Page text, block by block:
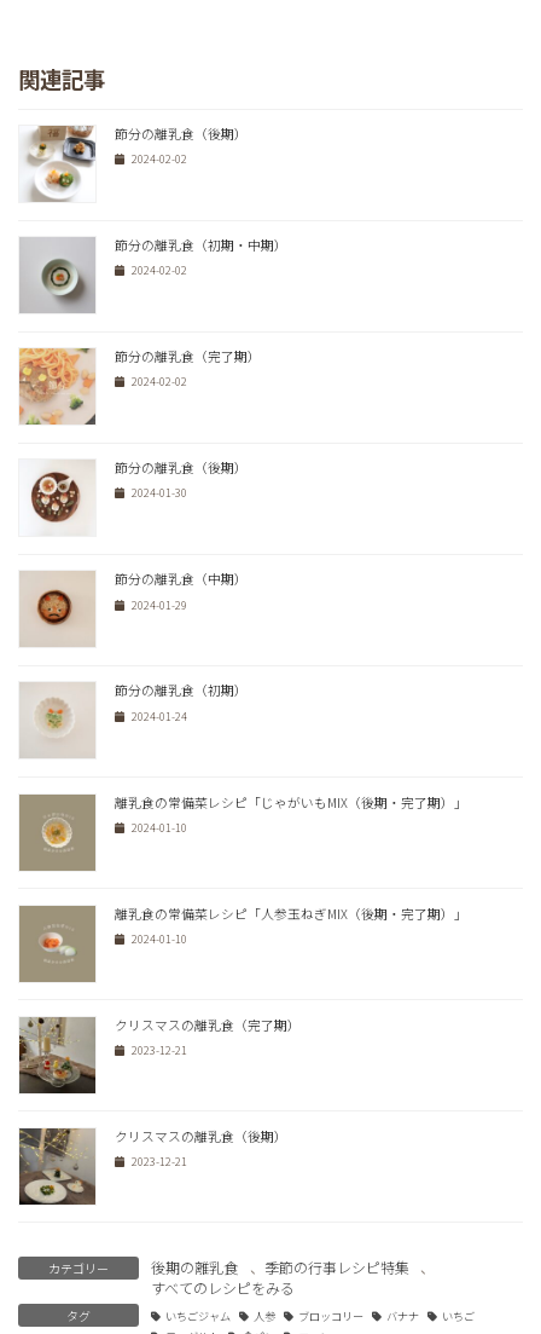
関連記事
節分の離乳食（後期）
2024-02-02
節分の離乳食（初期・中期）
2024-02-02
節分の離乳食（完了期）
2024-02-02
節分の離乳食（後期）
2024-01-30
節分の離乳食（中期）
2024-01-29
節分の離乳食（初期）
2024-01-24
離乳食の常備菜レシピ「じゃがいもMIX（後期・完了期）」
2024-01-10
離乳食の常備菜レシピ「人参玉ねぎMIX（後期・完了期）」
2024-01-10
クリスマスの離乳食（完了期）
2023-12-21
クリスマスの離乳食（後期）
2023-12-21
カテゴリー 後期の離乳食 、 季節の行事レシピ特集
、
すべてのレシピをみる
タグ いちごジャム 人参 ブロッコリー バナナ
いちご